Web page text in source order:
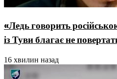
«Ледь говорить
із Туви благає не
16 хвилин назад